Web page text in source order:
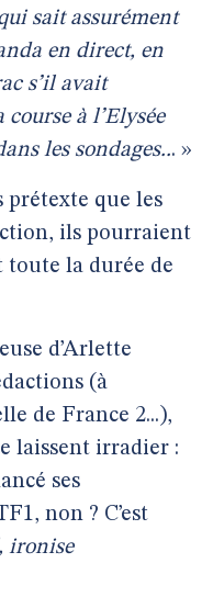
sait assurément
en direct, en
s’il avait
à l’Elysée
les sondages... »
prétexte que les
ils pourraient
toute la durée de
d’Arlette
(à
de France 2...),
laissent irradier :
ses
non ? C’est
ironise